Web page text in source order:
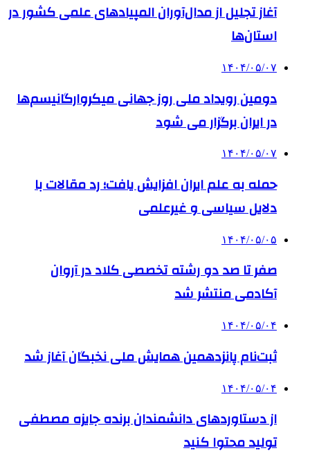
آغاز تجلیل از مدال‌آوران المپیادهای علمی کشور در
استان‌ها
۱۴۰۴/۰۵/۰۷
دومین رویداد ملی روز جهانی میکروارگانیسم‌ها
در ایران برگزار می شود
۱۴۰۴/۰۵/۰۷
حمله به علم ایران افزایش یافت؛ رد مقالات با
دلایل سیاسی و غیرعلمی
۱۴۰۴/۰۵/۰۵
صفر تا صد دو رشته‌ تخصصی کلاد در آروان
آکادمی منتشر شد
۱۴۰۴/۰۵/۰۴
ثبت‌نام پانزدهمین همایش ملی نخبگان آغاز شد
۱۴۰۴/۰۵/۰۴
از دستاوردهای دانشمندان برنده جایزه مصطفی
تولید محتوا کنید